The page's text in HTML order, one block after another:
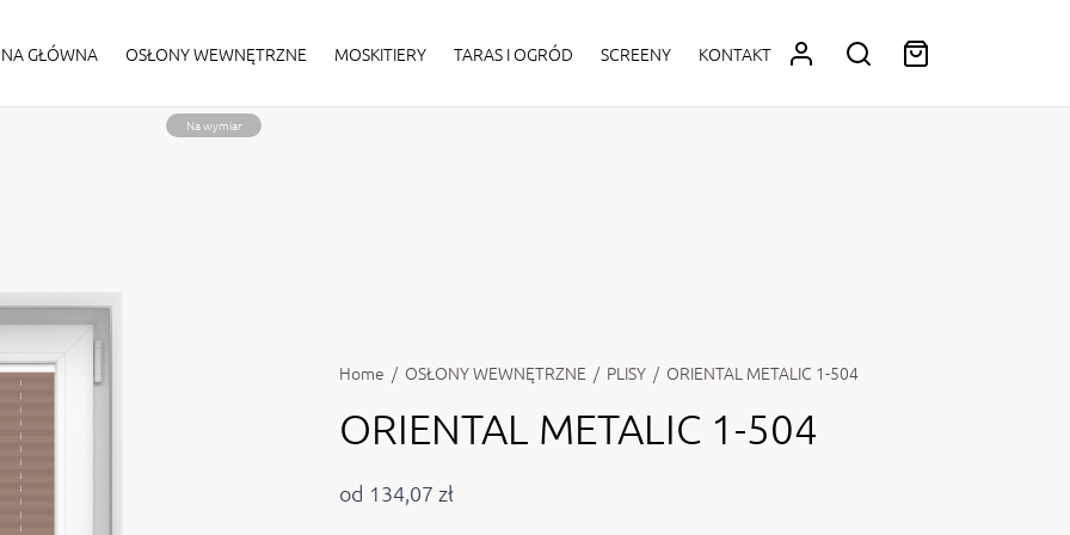
GŁÓWNA OSŁONY WEWNĘTRZNE MOSKITIERY TARAS I OGRÓD SCREENY KONTAKT
Na wymiar
Home / OSŁONY WEWNĘTRZNE / PLISY / ORIENTAL METALIC 1-504
ORIENTAL METALIC 1-504
od 134,07 zł